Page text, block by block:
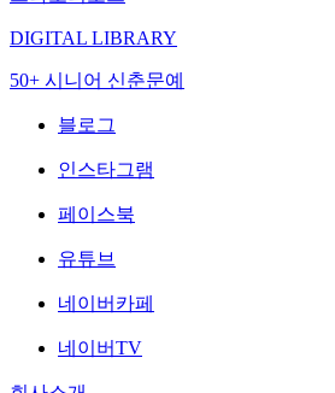
DIGITAL LIBRARY
50+ 시니어 신춘문예
블로그
인스타그램
페이스북
유튜브
네이버카페
네이버TV